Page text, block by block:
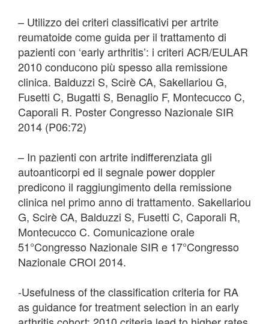
– Utilizzo dei criteri classificativi per artrite
reumatoide come guida per il trattamento di
pazienti con ‘early arthritis’: i criteri ACR/EULAR
2010 conducono più spesso alla remissione
clinica. Balduzzi S, Scirè CA, Sakellariou G,
Fusetti C, Bugatti S, Benaglio F, Montecucco C,
Caporali R. Poster Congresso Nazionale SIR
2014 (P06:72)
– In pazienti con artrite indifferenziata gli
autoanticorpi ed il segnale power doppler
predicono il raggiungimento della remissione
clinica nel primo anno di trattamento. Sakellariou
G, Scirè CA, Balduzzi S, Fusetti C, Caporali R,
Montecucco C. Comunicazione orale
51°Congresso Nazionale SIR e 17°Congresso
Nazionale CROI 2014.
-Usefulness of the classification criteria for RA
as guidance for treatment selection in an early